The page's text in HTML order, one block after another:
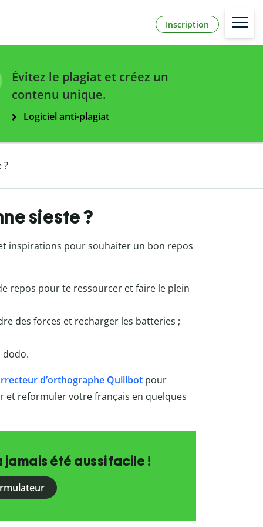
Inscription
Évitez le plagiat et créez un
contenu unique.
Logiciel anti-plagiat
?
sieste ?
inspirations pour souhaiter un bon repos
repos pour te ressourcer et faire le plein
des forces et recharger les batteries ;
dodo.
d’orthographe Quillbotpour
et reformuler votre français en quelques
jamais été aussi facile !